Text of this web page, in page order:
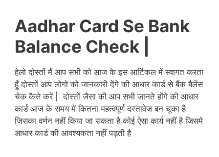
Aadhar Card Se Bank
Balance Check |
हेलो दोस्तोंमैंआप सभी को आज के इस आर्टिकल में स्वागत करता
हूँ दोस्तों आप लोगो को जानकारी देंगे की आधार कार्ड से बैंक बैलेंस
चेक कैसे करें | दोस्तों जैसा की आप सभी जानते होंगे की आधार
कार्ड आज के समय में कितना महत्वपूर्ण दस्तावेज बन चूका है
जिसका वर्णन नहीं किया जा सकता है कोई ऐसा कार्य नहीं है जिसमे
आधार कार्ड की आवश्यकता नहीं पड़ती है